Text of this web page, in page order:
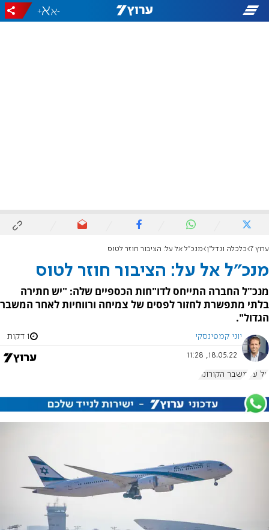
-
+
ערוץ 7 כלכלה ונדל"ן מנכ"ל אל על: הציבור חוזר לטוס
מנכ"ל אל על: הציבור חוזר לטוס
מנכ"ל החברה התייחס לדו"חות הכספיים שלה: "יש חתירה
בלתי מתפשרת לחזור לפסים של צמיחה ורווחיות לאחר המשבר
הגדול".
יוני קמפינסקי 1 דקות
18.05.22, 11:28
אל על משבר הקורונה